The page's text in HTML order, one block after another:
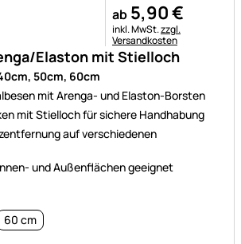
Elaston mit Stielloch
50cm, 60cm
mit Arenga- und Elaston-Borsten
mit Stielloch für sichere Handhabung
auf verschiedenen
und Außenflächen geeignet
60 cm
ab 5,90€
Steuerhinweis:
inkl. MwSt.zzgl.
Versandkosten